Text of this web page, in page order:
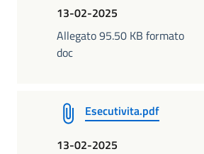
13-02-2025
Allegato 95.50 KB formato
doc
Esecutivita.pdf
13-02-2025